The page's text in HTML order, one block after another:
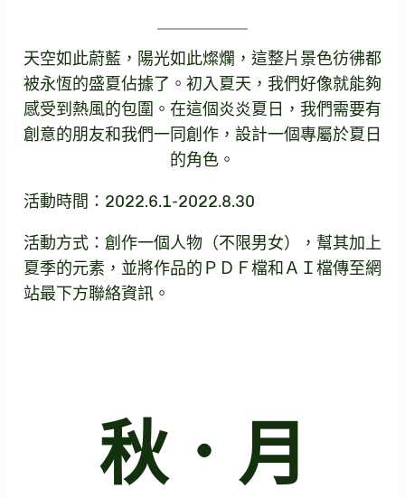
天空如此蔚藍，陽光如此燦爛，這整片景色彷彿都
被永恆的盛夏佔據了。初入夏天，我們好像就能夠
感受到熱風的包圍。在這個炎炎夏日，我們需要有
創意的朋友和我們一同創作，設計一個專屬於夏日
的角色。
活動時間：2022.6.1-2022.8.30
活動方式：創作一個人物（不限男女），幫其加上
夏季的元素，並將作品的ＰＤＦ檔和ＡＩ檔傳至網
站最下方聯絡資訊。
秋．月